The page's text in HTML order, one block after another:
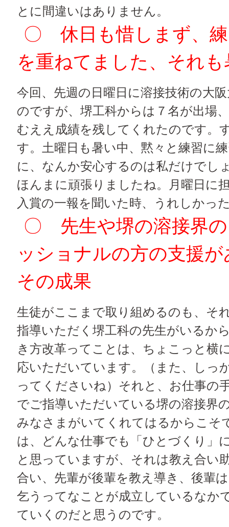
とに間違いはありません。
〇 休日も惜しまず、
を重ねてました、それも
今回、先週の日曜日に溶接技術の大
のですが、堺工科からは７名が出場
むええ成績を残してくれたのです。
す。土曜日も暑い中、黙々と練習に
に、なんか安心するのは私だけでし
ほんまに頑張りましたね。月曜日に
入賞の一報を聞いた時、うれしかっ
〇 先生や堺の溶接界
ッショナルの方の支援
その成果
生徒がここまで取り組めるのも、そ
指導いただく堺工科の先生がいるか
き方改革ってことは、ちょこっと横
応いただいています。（また、しっ
ってくださいね）それと、お仕事の
でご指導いただいている堺の溶接界
みなさまがいてくれてはるからこそ
は、どんな仕事でも「ひとづくり」
と思っていますが、それは教え合い
合い、先輩が後輩を教え導き、後輩
乞うってなことが成立しているなか
ていくのだと思うのです。